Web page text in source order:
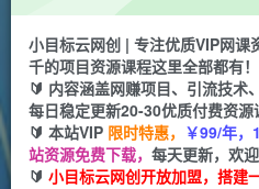
（7100期）最火热的抖音
粉，多种变现方式，一单
一个小目标云网创
2年前发布
付费阅读
小目标云网创 | 专注优质VIP网课
千的项目资源课程这里全部都有！
🔰 内容涵盖网赚项目、引流技术
每日稳定更新20-30优质付费资源
🔰 本站VIP 限时特惠， ￥99/年，
站资源免费下载， 每天更新，欢迎
🔰 小目标云网创开放加盟，搭建